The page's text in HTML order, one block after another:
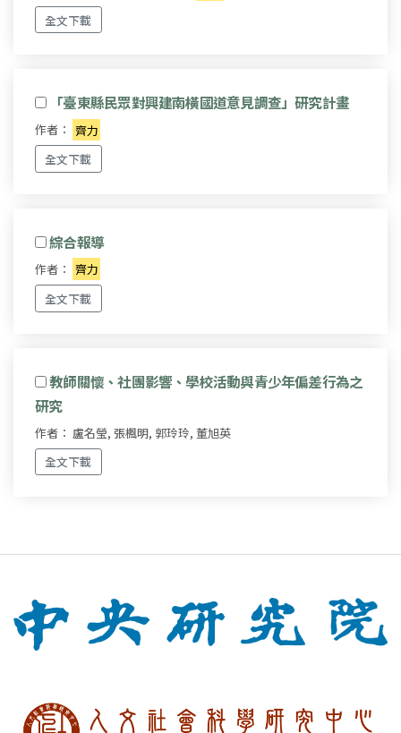
全文下載
「臺東縣民眾對興建南橫國道意見調查」研究計畫
作者： 齊力
全文下載
綜合報導
作者： 齊力
全文下載
教師關懷、社團影響、學校活動與青少年偏差行為之
研究
作者： 盧名瑩, 張楓明, 郭玲玲, 董旭英
全文下載